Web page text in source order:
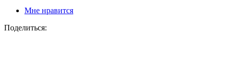
Мне нравится
Поделиться: